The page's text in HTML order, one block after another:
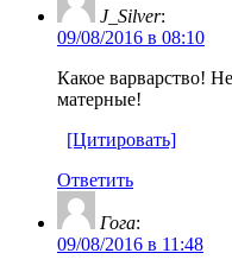
J_Silver:
09/08/2016 в 08:10
Какое варварство!
матерные!
[Цитировать]
Ответить
Гога:
09/08/2016 в 11:48